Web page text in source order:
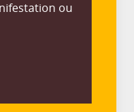
ou